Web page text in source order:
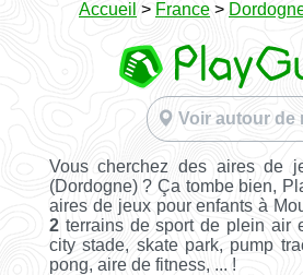
Accueil > France >
Voir autour de
Vous cherchez des aires de
(Dordogne) ? Ça tombe bien,
aires de jeux pour enfants à
2terrains de sport de plein air
city stade, skate park, pump
pong, aire de fitness, ... !